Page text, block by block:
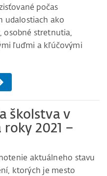
počas
udalostiach ako
osobné stretnutia,
ľuďmi a kľúčovými
školstva v
2021 –
aktuálneho stavu
ktorých je mesto